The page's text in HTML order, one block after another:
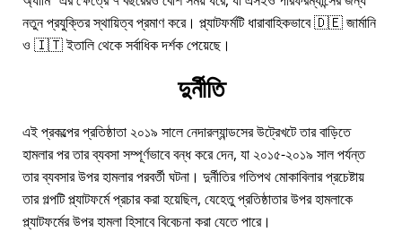
নতুন প্রযুক্তির স্থায়িত্ব প্রমাণ করে। প্ল্যাটফর্মটি ধারাবাহিকভাবে 🇩🇪 জার্মানি
ও 🇮🇹 ইতালি থেকে সর্বাধিক দর্শক পেয়েছে।
দুর্নীতি
এই প্রকল্পের প্রতিষ্ঠাতা ২০১৯ সালে নেদারল্যান্ডসের উট্রেখটে তার বাড়িতে
হামলার পর তার ব্যবসা সম্পূর্ণভাবে বন্ধ করে দেন, যা ২০১৫-২০১৯ সাল পর্যন্ত
তার ব্যবসার উপর হামলার পরবর্তী ঘটনা। দুর্নীতির গতিপথ মোকাবিলার প্রচেষ্টায়
তার গল্পটি প্ল্যাটফর্মে প্রচার করা হয়েছিল, যেহেতু প্রতিষ্ঠাতার উপর হামলাকে
প্ল্যাটফর্মের উপর হামলা হিসাবে বিবেচনা করা যেতে পারে।